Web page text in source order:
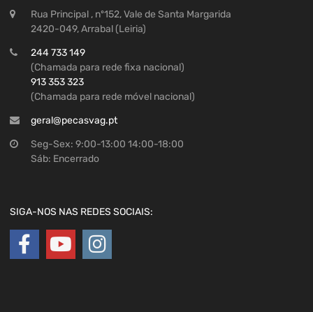
Rua Principal , nº152, Vale de Santa Margarida
2420-049, Arrabal (Leiria)
244 733 149
(Chamada para rede fixa nacional)
913 353 323
(Chamada para rede móvel nacional)
geral@pecasvag.pt
Seg-Sex: 9:00-13:00 14:00-18:00
Sáb: Encerrado
SIGA-NOS NAS REDES SOCIAIS: